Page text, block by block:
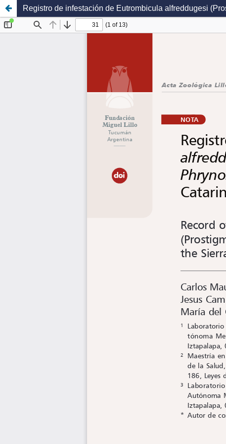
Registro de infestación de Eutrombicula alfreddugesi